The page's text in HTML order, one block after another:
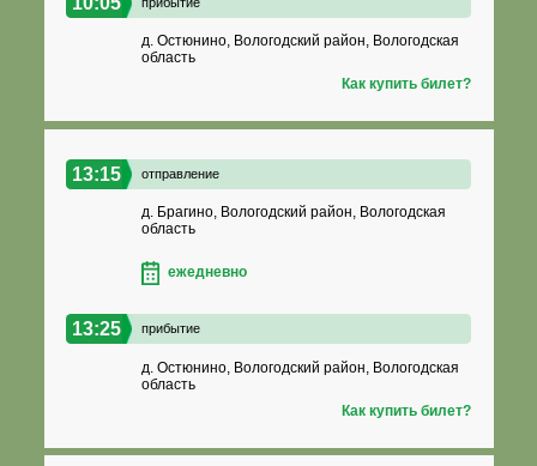
д. Остюнино, Вологодский район, Вологодская
область
Как купить билет?
13:15 отправление
д. Брагино, Вологодский район, Вологодская
область
ежедневно
13:25 прибытие
д. Остюнино, Вологодский район, Вологодская
область
Как купить билет?